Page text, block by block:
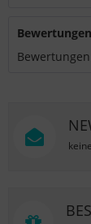
Bewertungen